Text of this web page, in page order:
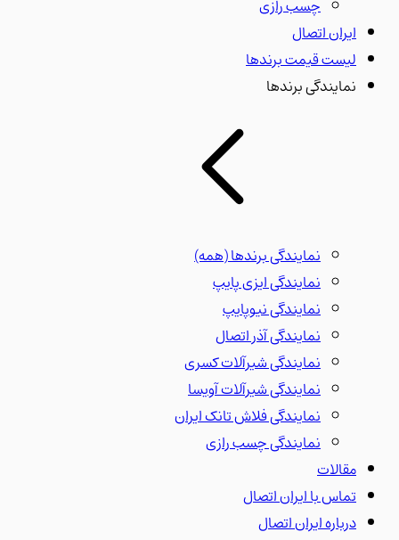
چسب رازی
ایران اتصال
لیست قیمت برندها
نمایندگی برندها
نمایندگی برندها(همه)
نمایندگی ایزی پایپ
نمایندگی نیوپایپ
نمایندگی آذر اتصال
نمایندگی شیرآلات کسری
نمایندگی شیرآلات آویسا
نمایندگی فلاش تانک ایران
نمایندگی چسب رازی
مقالات
تماس با ایران اتصال
درباره ایران اتصال